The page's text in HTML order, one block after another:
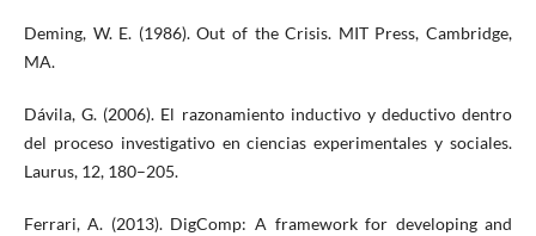
Deming, W. E. (1986). Out of the Crisis. MIT Press, Cambridge,
MA.
Dávila, G. (2006). El razonamiento inductivo y deductivo dentro
del proceso investigativo en ciencias experimentales y sociales.
Laurus, 12, 180–205.
Ferrari, A. (2013). DigComp: A framework for developing and